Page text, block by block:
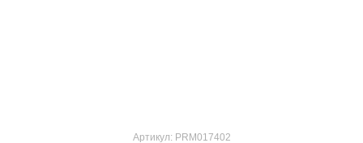
Артикул: PRM017402